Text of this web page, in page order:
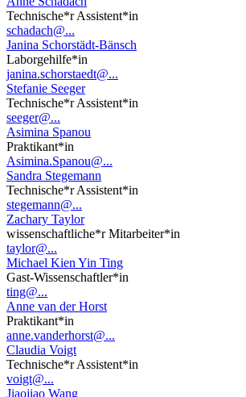
Technische*r Assistent*in
schadach@...
Janina Schorstädt-Bänsch
Laborgehilfe*in
janina.schorstaedt@...
Stefanie Seeger
Technische*r Assistent*in
seeger@...
Asimina Spanou
Praktikant*in
Asimina.Spanou@...
Sandra Stegemann
Technische*r Assistent*in
stegemann@...
Zachary Taylor
wissenschaftliche*r Mitarbeiter*in
taylor@...
Michael Kien Yin Ting
Gast-Wissenschaftler*in
ting@...
Anne van der Horst
Praktikant*in
anne.vanderhorst@...
Claudia Voigt
Technische*r Assistent*in
voigt@...
Jiaojiao Wang